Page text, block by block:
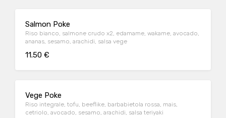
Salmon Poke
Riso bianco, salmone crudo x2, edamame, wakame, avocado,
ananas, sesamo, arachidi, salsa vege
11.50 €
Vege Poke
Riso integrale, tofu, beeflike, barbabietola rossa, mais,
cetriolo, avocado, sesamo, arachidi, salsa teriyaki